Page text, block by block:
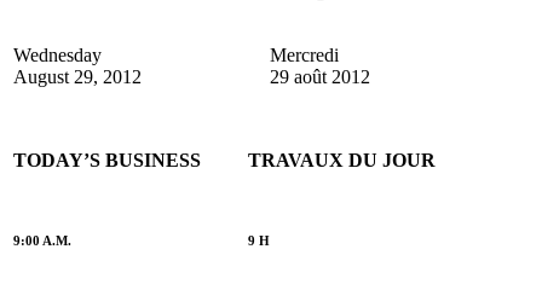
Wednesday
August 29, 2012
Mercredi
29 août 2012
TODAY’S BUSINESS TRAVAUX DU JOUR
9:00 A.M. 9 H